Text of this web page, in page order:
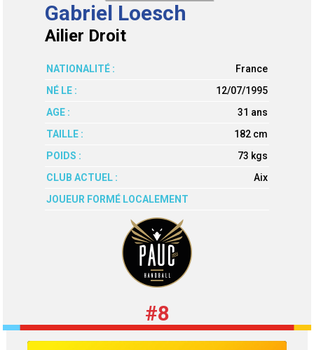
Gabriel Loesch
Ailier Droit
NATIONALITÉ :
France
NÉ LE :
12/07/1995
AGE :
31 ans
TAILLE :
182 cm
POIDS :
73 kgs
CLUB ACTUEL :
Aix
JOUEUR FORMÉ LOCALEMENT
#8